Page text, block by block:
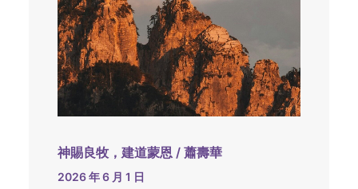
神賜良牧，建道蒙恩 / 蕭壽華
2026 年 6 月 1 日